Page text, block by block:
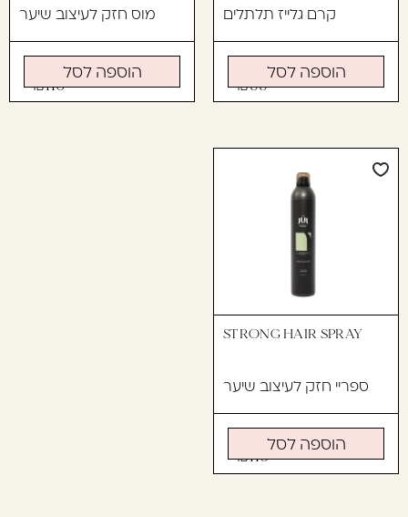
קרם גלייז תלתלים
99
הוספה לסל
מוס חזק לעיצוב שיער
110
הוספה לסל
STRONG HAIR SPRAY
ספריי חזק לעיצוב שיער
110
הוספה לסל